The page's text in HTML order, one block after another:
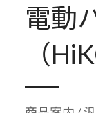
電動
（